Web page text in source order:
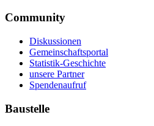
Community
Diskussionen
Gemeinschaftsportal
Statistik-Geschichte
unsere Partner
Spendenaufruf
Baustelle